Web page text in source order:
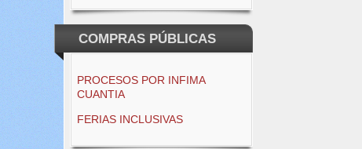
COMPRAS PÚBLICAS
PROCESOS POR INFIMA
CUANTIA
FERIAS INCLUSIVAS